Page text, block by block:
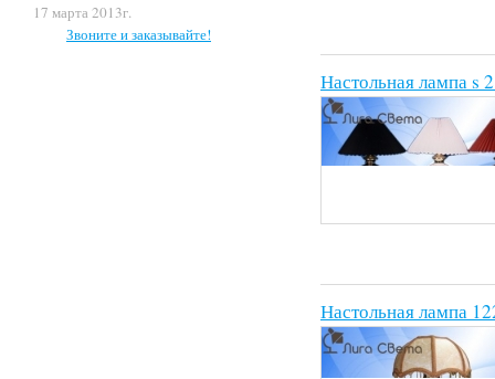
17 марта 2013г.
Звоните и заказывайте!
Настольная лампа s
Настольная лампа